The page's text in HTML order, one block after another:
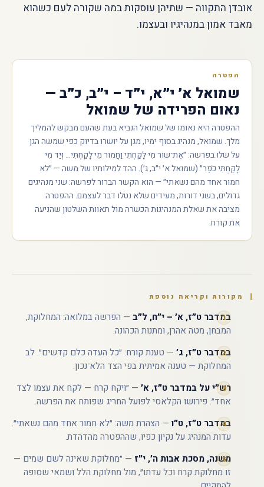
אובדן התקווה — שתיהן עוסקות במה שקורה לעם כשהוא
מאבד אמון במנהיגיו ובעצמו.
הפטרה
שמואל א׳ י״א, י״ד – י״ב, כ״ב —
נאום הפרידה של שמואל
ההפטרה היא נאומו של שמואל הנביא בעת שהעם מבקש להמליך
מלך. שמואל, מנהיג בסוף ימיו, מגן על יושרו בדיוק כפי שמשה הגן
על שלו בפרשה: ״אֶת־שׁוֹר מִי לָקַחְתִּי וַחֲמוֹר מִי לָקַחְתִּי... וְיַד מִי
לָקַחְתִּי כֹפֶר״ (שמואל א׳ י״ב, ג׳). ההד למילותיו של משה — ״לא
חמור אחד מהם נשאתי״ — הוא הקשר הברור לפרשה: שני מנהיגים
גדולים, בשני דורות, מעידים שלא נטלו דבר לעצמם. ההפטרה
מציבה את שאלת המנהיגות הכשרה מול תאוות השלטון שהניעה
את קורח.
מקורות וקריאה נוספת
במדבר ט״ז, א׳ – י״ח, ל״ב — הפרשה במלואה: המחלוקת,
המבחן, מטה אהרן, ומתנות הכהונה.
במדבר ט״ז, ג׳ — טענת קורח: ״כל העדה כלם קדשים״. לב
המחלוקת — טענה אמיתית בפי הצד הלא־נכון.
רש״י על במדבר ט״ז, א׳ — ״ויקח קרח — לקח את עצמו לצד
אחד״. פירושו הקלאסי לפועל החריג שפותח את הפרשה.
במדבר ט״ז, ט״ו — הצהרת משה: ״לא חמור אחד מהם נשאתי״.
עדות המנהיג על נקיון כפיו, שההפטרה מהדהדת.
משנה, מסכת אבות ה׳, י״ז — ״מחלוקת שאינה לשם שמים —
זו מחלוקת קרח וכל עדתו״, מול מחלוקת הלל ושמאי שסופה